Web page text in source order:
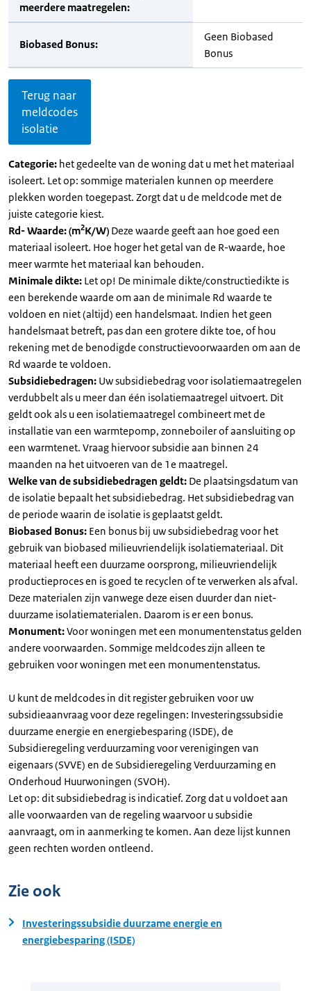
meerdere maatregelen:
Biobased Bonus:
Geen Biobased
Bonus
Terug naar
meldcodes
isolatie
Categorie: het gedeelte van de woning dat u met het materiaal
isoleert. Let op: sommige materialen kunnen op meerdere
plekken worden toegepast. Zorgt dat u de meldcode met de
juiste categorie kiest.
Rd- Waarde: (m2K/W) Deze waarde geeft aan hoe goed een
materiaal isoleert. Hoe hoger het getal van de R-waarde, hoe
meer warmte het materiaal kan behouden.
Minimale dikte: Let op! De minimale dikte/constructiedikte is
een berekende waarde om aan de minimale Rd waarde te
voldoen en niet (altijd) een handelsmaat. Indien het geen
handelsmaat betreft, pas dan een grotere dikte toe, of hou
rekening met de benodigde constructievoorwaarden om aan de
Rd waarde te voldoen.
Subsidiebedragen: Uw subsidiebedrag voor isolatiemaatregelen
verdubbelt als u meer dan één isolatiemaatregel uitvoert. Dit
geldt ook als u een isolatiemaatregel combineert met de
installatie van een warmtepomp, zonneboiler of aansluiting op
een warmtenet. Vraag hiervoor subsidie aan binnen 24
maanden na het uitvoeren van de 1e maatregel.
Welke van de subsidiebedragen geldt: De plaatsingsdatum van
de isolatie bepaalt het subsidiebedrag. Het subsidiebedrag van
de periode waarin de isolatie is geplaatst geldt.
Biobased Bonus: Een bonus bij uw subsidiebedrag voor het
gebruik van biobased milieuvriendelijk isolatiemateriaal. Dit
materiaal heeft een duurzame oorsprong, milieuvriendelijk
productieproces en is goed te recyclen of te verwerken als afval.
Deze materialen zijn vanwege deze eisen duurder dan niet-
duurzame isolatiematerialen. Daarom is er een bonus.
Monument:Voor woningen met een monumentenstatus gelden
andere voorwaarden. Sommige meldcodes zijn alleen te
gebruiken voor woningen met een monumentenstatus.
U kunt de meldcodes in dit register gebruiken voor uw
subsidieaanvraag voor deze regelingen: Investeringssubsidie
duurzame energie en energiebesparing (ISDE), de
Subsidieregeling verduurzaming voor verenigingen van
eigenaars (SVVE) en de Subsidieregeling Verduurzaming en
Onderhoud Huurwoningen (SVOH).
Let op: dit subsidiebedrag is indicatief. Zorg dat u voldoet aan
alle voorwaarden van de regeling waarvoor u subsidie
aanvraagt, om in aanmerking te komen. Aan deze lijst kunnen
geen rechten worden ontleend.
Zie ook
Investeringssubsidie duurzame energie en
energiebesparing (ISDE)